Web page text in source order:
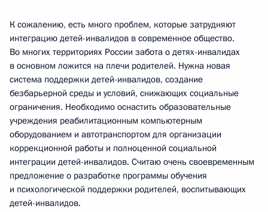
К сожалению, есть много проблем, которые затрудняют
интеграцию детей-инвалидов в современное общество.
Во многих территориях России забота о детях-инвалидах
в основном ложится на плечи родителей. Нужна новая
система поддержки детей-инвалидов, создание
безбарьерной среды и условий, снижающих социальные
ограничения. Необходимо оснастить образовательные
учреждения реабилитационным компьютерным
оборудованием и автотранспортом для организации
коррекционной работы и полноценной социальной
интеграции детей-инвалидов. Считаю очень своевременным
предложение о разработке программы обучения
и психологической поддержки родителей, воспитывающих
детей-инвалидов.